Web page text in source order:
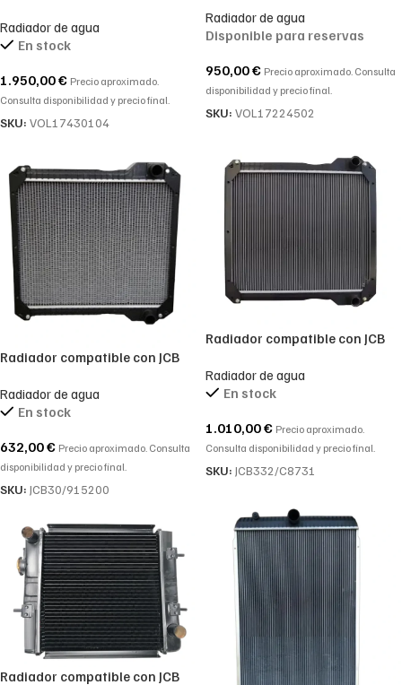
Radiador de agua
En stock
1.950,00€ Precio aproximado.
Consulta disponibilidad y precio final.
SKU: VOL17430104
17224502
Radiador de agua
Disponible para reservas
950,00€ Precio aproximado. Consulta
disponibilidad y precio final.
SKU: VOL17224502
Radiador compatible con JCB
30/926286, 30/926671
Radiador de agua
En stock
632,00€ Precio aproximado. Consulta
disponibilidad y precio final.
SKU: JCB30/915200
Radiador compatible con JCB
para 3CX 4CX
Radiador de agua
En stock
1.010,00€ Precio aproximado.
Consulta disponibilidad y precio final.
SKU: JCB332/C8731
Radiador compatible con JCB